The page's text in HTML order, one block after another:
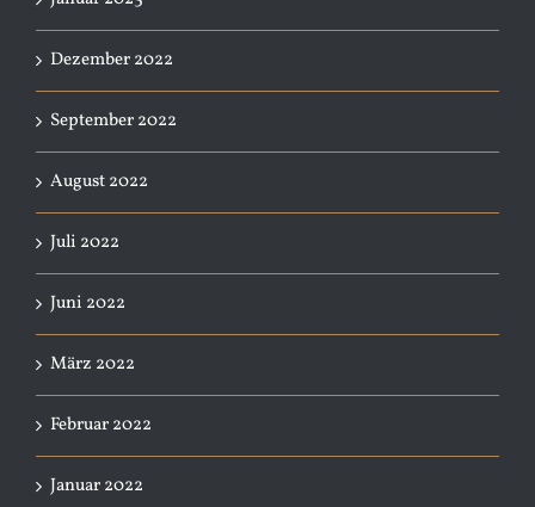
Dezember 2022
September 2022
August 2022
Juli 2022
Juni 2022
März 2022
Februar 2022
Januar 2022